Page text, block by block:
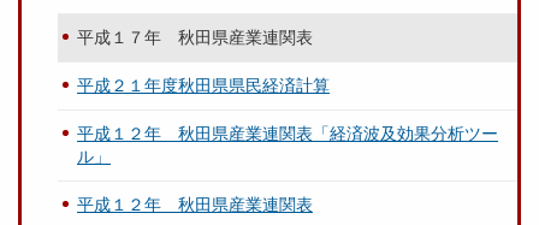
平成１７年 秋田県産業連関表
平成２１年度秋田県県民経済計算
平成１２年 秋田県産業連関表「経済波及効果分析ツー
ル」
平成１２年 秋田県産業連関表